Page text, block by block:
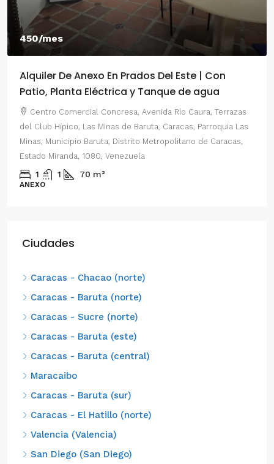
450/mes
Alquiler De Anexo En Prados Del Este | Con
Patio, Planta Eléctrica y Tanque de agua
Centro Comercial Concresa, Avenida Río Caura, Terrazas
del Club Hípico, Las Minas de Baruta, Caracas, Parroquia Las
Minas, Municipio Baruta, Distrito Metropolitano de Caracas,
Estado Miranda, 1080, Venezuela
1 1 70 m²
ANEXO
Ciudades
Caracas - Chacao (norte)
Caracas - Baruta (norte)
Caracas - Sucre (norte)
Caracas - Baruta (este)
Caracas - Baruta (central)
Maracaibo
Caracas - Baruta (sur)
Caracas - El Hatillo (norte)
Valencia (Valencia)
San Diego (San Diego)